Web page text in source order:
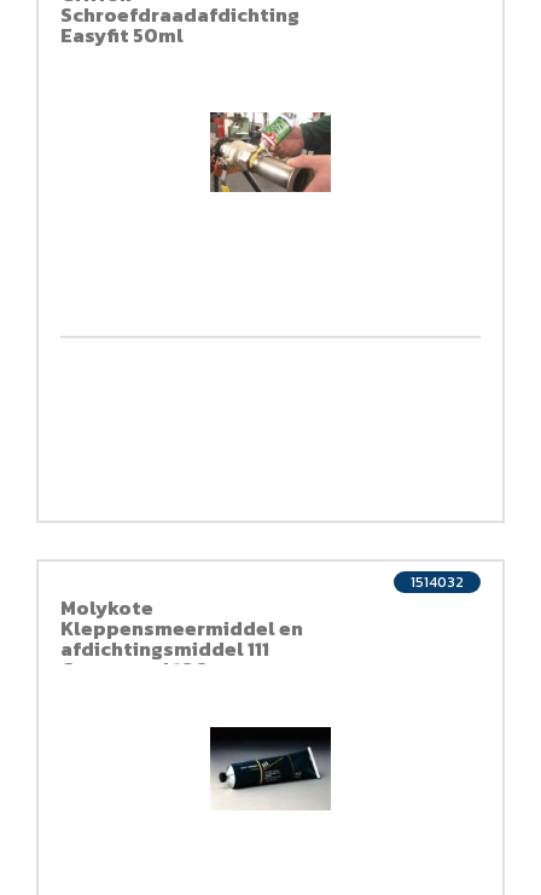
Schroefdraadafdichting
Easyfit 50ml
Molykote
Kleppensmeermiddel en
afdichtingsmiddel 111
Compound 100gr
1514032